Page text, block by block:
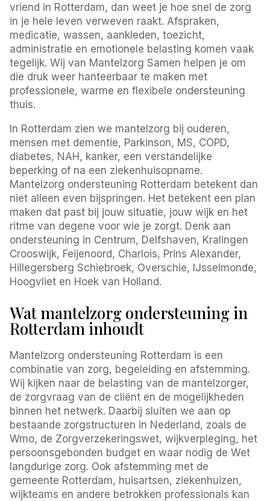
vriend in Rotterdam, dan weet je hoe snel de zorg
in je hele leven verweven raakt. Afspraken,
medicatie, wassen, aankleden, toezicht,
administratie en emotionele belasting komen vaak
tegelijk. Wij van Mantelzorg Samen helpen je om
die druk weer hanteerbaar te maken met
professionele, warme en flexibele ondersteuning
thuis.
In Rotterdam zien we mantelzorg bij ouderen,
mensen met dementie, Parkinson, MS, COPD,
diabetes, NAH, kanker, een verstandelijke
beperking of na een ziekenhuisopname.
Mantelzorg ondersteuning Rotterdam betekent dan
niet alleen even bijspringen. Het betekent een plan
maken dat past bij jouw situatie, jouw wijk en het
ritme van degene voor wie je zorgt. Denk aan
ondersteuning in Centrum, Delfshaven, Kralingen
Crooswijk, Feijenoord, Charlois, Prins Alexander,
Hillegersberg Schiebroek, Overschie, IJsselmonde,
Hoogvliet en Hoek van Holland.
Wat mantelzorg ondersteuning in
Rotterdam inhoudt
Mantelzorg ondersteuning Rotterdam is een
combinatie van zorg, begeleiding en afstemming.
Wij kijken naar de belasting van de mantelzorger,
de zorgvraag van de cliënt en de mogelijkheden
binnen het netwerk. Daarbij sluiten we aan op
bestaande zorgstructuren in Nederland, zoals de
Wmo, de Zorgverzekeringswet, wijkverpleging, het
persoonsgebonden budget en waar nodig de Wet
langdurige zorg. Ook afstemming met de
gemeente Rotterdam, huisartsen, ziekenhuizen,
wijkteams en andere betrokken professionals kan